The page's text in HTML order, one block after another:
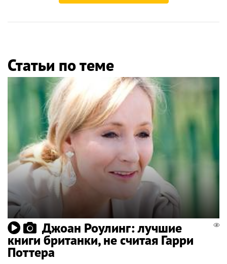
Статьи по теме
Джоан Роулинг: лучшие
книги британки, не считая Гарри
Поттера